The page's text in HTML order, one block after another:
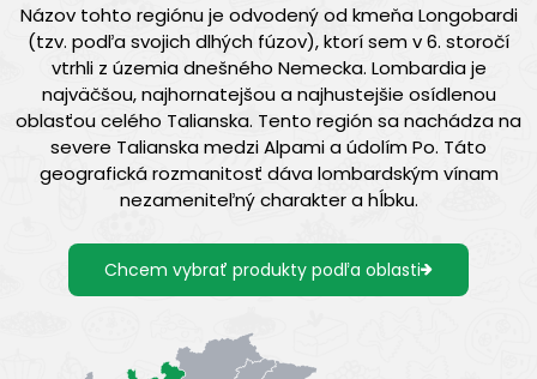
Názov tohto regiónu je odvodený od kmeňa Longobardi
(tzv. podľa svojich dlhých fúzov), ktorí sem v 6. storočí
vtrhli z územia dnešného Nemecka. Lombardia je
najväčšou, najhornatejšou a najhustejšie osídlenou
oblasťou celého Talianska. Tento región sa nachádza na
severe Talianska medzi Alpami a údolím Po. Táto
geografická rozmanitosť dáva lombardským vínam
nezameniteľný charakter a hĺbku.
Chcem vybrať produkty podľa oblasti